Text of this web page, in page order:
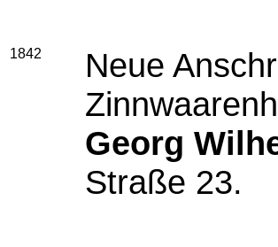
1842
Neue
Georg
Straße 23.